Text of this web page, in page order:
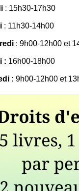
: 15h30-17h30
: 11h30-14h00
: 9h00-12h00 et
: 16h00-18h00
: 9h00-12h00 et